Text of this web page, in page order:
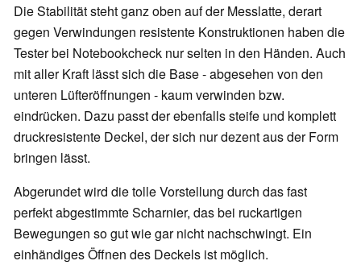
Die Stabilität steht ganz oben auf der Messlatte, derart
gegen Verwindungen resistente Konstruktionen haben die
Tester bei Notebookcheck nur selten in den Händen. Auch
mit aller Kraft lässt sich die Base - abgesehen von den
unteren Lüfteröffnungen - kaum verwinden bzw.
eindrücken. Dazu passt der ebenfalls steife und komplett
druckresistente Deckel, der sich nur dezent aus der Form
bringen lässt.
Abgerundet wird die tolle Vorstellung durch das fast
perfekt abgestimmte Scharnier, das bei ruckartigen
Bewegungen so gut wie gar nicht nachschwingt. Ein
einhändiges Öffnen des Deckels ist möglich.